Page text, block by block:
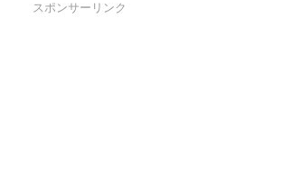
スポンサーリンク